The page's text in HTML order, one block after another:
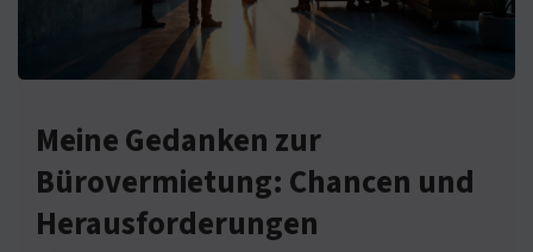
Meine Gedanken zur
Bürovermietung: Chancen und
Herausforderungen